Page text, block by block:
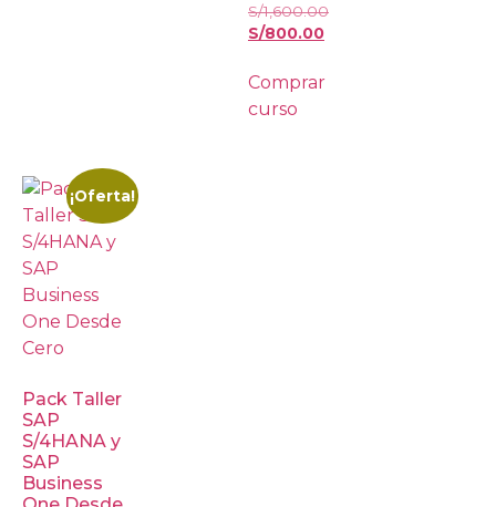
S/1,600.00
S/800.00
Comprar
curso
¡Oferta!
Pack Taller
SAP
S/4HANA y
SAP
Business